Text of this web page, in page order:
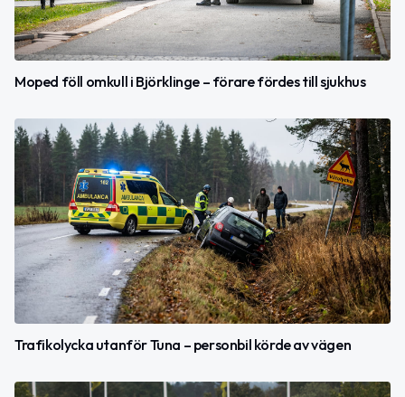
Moped föll omkull i Björklinge – förare fördes till sjukhus
Trafikolycka utanför Tuna – personbil körde av vägen